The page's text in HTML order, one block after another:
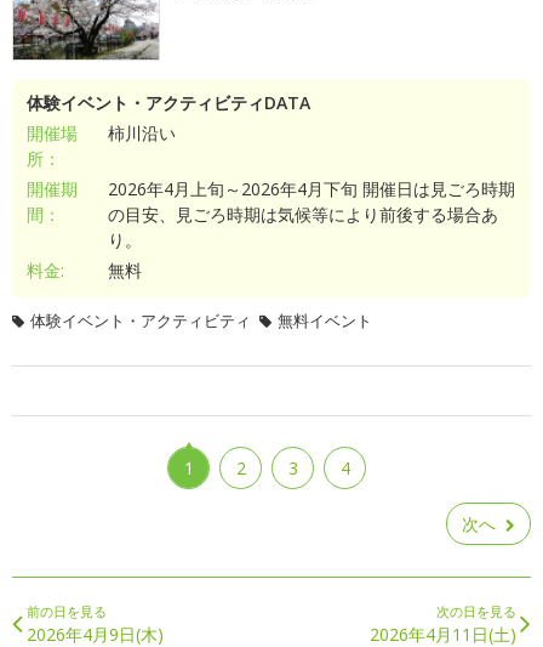
体験イベント・アクティビティDATA
開催場
所：
柿川沿い
開催期
間：
2026年4月上旬～2026年4月下旬 開催日は見ごろ時期
の目安、見ごろ時期は気候等により前後する場合あ
り。
料金:
無料
体験イベント・アクティビティ 無料イベント
1 2 3 4
次へ
前の日を見る
2026年4月9日(木)
次の日を見る
2026年4月11日(土)